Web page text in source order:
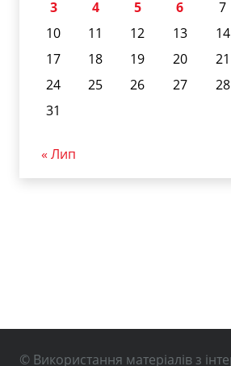
3
4 5 6 7
10
11 12 13 14
17
18 19 20 21
24
25 26 27 28
31
« Лип
© Використання матеріалів з